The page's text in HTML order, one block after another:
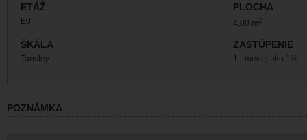
ETÁŽ
E0
PLOCHA
4,00 m2
ŠKÁLA
Tansley
ZASTÚPENIE
1 - menej ako 1%
POZNÁMKA